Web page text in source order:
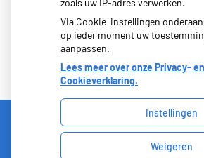
Uw Zorg Online|
zoals uw IP-adres verwerken.
Via Cookie-instellingen
op ieder moment uw
aanpassen.
Lees meer over onze Privacy- en
Cookieverklaring.
Instellingen
Weigeren